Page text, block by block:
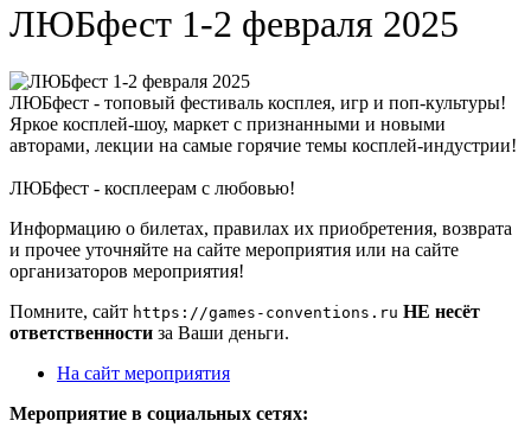
ЛЮБфест 1-2 февраля 2025
ЛЮБфест - топовый фестиваль косплея, игр и поп-культуры!
Яркое косплей-шоу, маркет с признанными и новыми
авторами, лекции на самые горячие темы косплей-индустрии!
ЛЮБфест - косплеерам с любовью!
Информацию о билетах, правилах их приобретения, возврата
и прочее уточняйте на сайте мероприятия или на сайте
организаторов мероприятия!
Помните, сайт https://games-conventions.ru НЕ несёт
ответственности за Ваши деньги.
На сайт мероприятия
Мероприятие в социальных сетях: